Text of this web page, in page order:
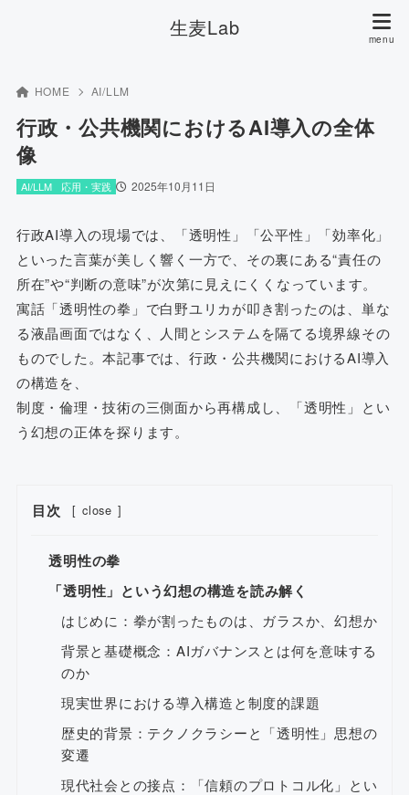
生麦Lab
HOME AI/LLM
行政・公共機関におけるAI導入の全体
像
2025年10月11日
AI/LLM 応用・実践
行政AI導入の現場では、「透明性」「公平性」「効率化」
といった言葉が美しく響く一方で、その裏にある“責任の
所在”や“判断の意味”が次第に見えにくくなっています。
寓話「透明性の拳」で白野ユリカが叩き割ったのは、単な
る液晶画面ではなく、人間とシステムを隔てる境界線その
ものでした。本記事では、行政・公共機関におけるAI導入
の構造を、
制度・倫理・技術の三側面から再構成し、「透明性」とい
う幻想の正体を探ります。
目次 [ close ]
透明性の拳
「透明性」という幻想の構造を読み解く
はじめに：拳が割ったものは、ガラスか、幻想か
背景と基礎概念：AIガバナンスとは何を意味する
のか
現実世界における導入構造と制度的課題
歴史的背景：テクノクラシーと「透明性」思想の
変遷
現代社会との接点：「信頼のプロトコル化」とい